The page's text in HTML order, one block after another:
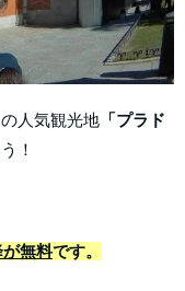
人気観光地 「プラド
！
無料です。